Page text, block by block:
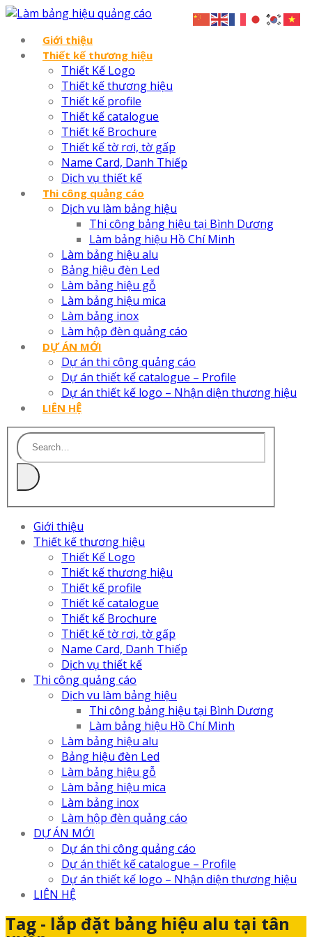
Giới thiệu
Thiết kế thương hiệu
Thiết Kế Logo
Thiết kế thương hiệu
Thiết kế profile
Thiết kế catalogue
Thiết kế Brochure
Thiết kế tờ rơi, tờ gấp
Name Card, Danh Thiếp
Dịch vụ thiết kế
Thi công quảng cáo
Dịch vu làm bảng hiệu
Thi công bảng hiệu tại Bình Dương
Làm bảng hiệu Hồ Chí Minh
Làm bảng hiệu alu
Bảng hiệu đèn Led
Làm bảng hiệu gỗ
Làm bảng hiệu mica
Làm bảng inox
Làm hộp đèn quảng cáo
DỰ ÁN MỚI
Dự án thi công quảng cáo
Dự án thiết kế catalogue – Profile
Dự án thiết kế logo – Nhận diện thương hiệu
LIÊN HỆ
Giới thiệu
Thiết kế thương hiệu
Thiết Kế Logo
Thiết kế thương hiệu
Thiết kế profile
Thiết kế catalogue
Thiết kế Brochure
Thiết kế tờ rơi, tờ gấp
Name Card, Danh Thiếp
Dịch vụ thiết kế
Thi công quảng cáo
Dịch vu làm bảng hiệu
Thi công bảng hiệu tại Bình Dương
Làm bảng hiệu Hồ Chí Minh
Làm bảng hiệu alu
Bảng hiệu đèn Led
Làm bảng hiệu gỗ
Làm bảng hiệu mica
Làm bảng inox
Làm hộp đèn quảng cáo
DỰ ÁN MỚI
Dự án thi công quảng cáo
Dự án thiết kế catalogue – Profile
Dự án thiết kế logo – Nhận diện thương hiệu
LIÊN HỆ
Tag - lắp đặt bảng hiệu alu tại tân